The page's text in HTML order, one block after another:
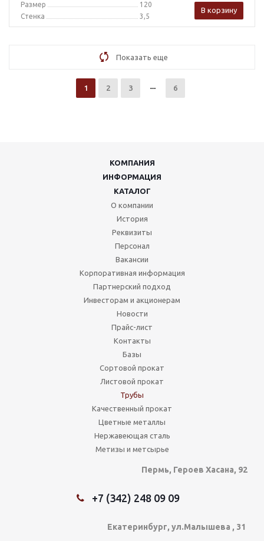
Размер
120
Стенка
3,5
В корзину
Показать еще
1 2 3 6
КОМПАНИЯ
ИНФОРМАЦИЯ
КАТАЛОГ
О компании
История
Реквизиты
Персонал
Вакансии
Корпоративная информация
Партнерский подход
Инвесторам и акционерам
Новости
Прайс-лист
Контакты
Базы
Сортовой прокат
Листовой прокат
Трубы
Качественный прокат
Цветные металлы
Нержавеющая сталь
Метизы и метсырье
Пермь, Героев Хасана, 92
+7 (342) 248 09 09
Екатеринбург, ул.Малышева , 31